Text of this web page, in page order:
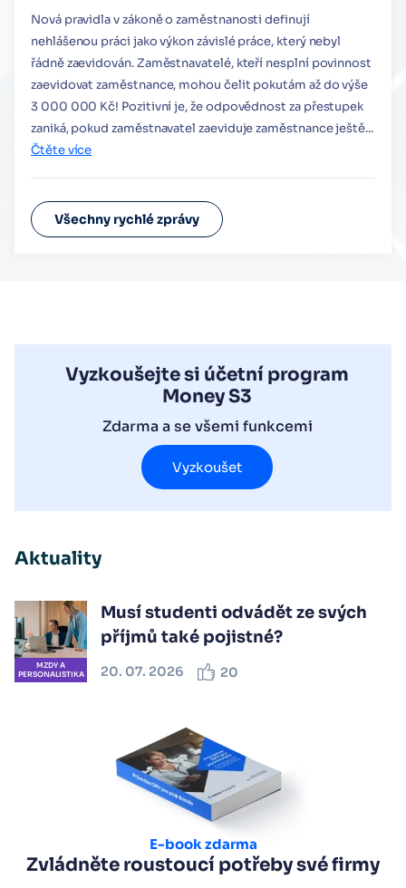
Nová pravidla v zákoně o zaměstnanosti definují
nehlášenou práci jako výkon závislé práce, který nebyl
řádně zaevidován. Zaměstnavatelé, kteří nesplní povinnost
zaevidovat zaměstnance, mohou čelit pokutám až do výše
3 000 000 Kč! Pozitivní je, že odpovědnost za přestupek
zaniká, pokud zaměstnavatel zaeviduje zaměstnance ještě...
Čtěte více
Všechny rychlé zprávy
Vyzkoušejte si účetní program
Money S3
Zdarma a se všemi funkcemi
Vyzkoušet
Aktuality
MZDY A
PERSONALISTIKA
Musí studenti odvádět ze svých
příjmů také pojistné?
20. 07. 2026 20
E-book zdarma
Zvládněte roustoucí potřeby své firmy